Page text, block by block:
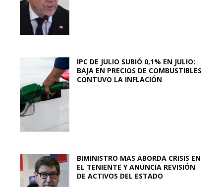
IPC DE JULIO SUBIÓ 0,1% EN JULIO:
BAJA EN PRECIOS DE COMBUSTIBLES
CONTUVO LA INFLACIÓN
BIMINISTRO MAS ABORDA CRISIS EN
EL TENIENTE Y ANUNCIA REVISIÓN
DE ACTIVOS DEL ESTADO